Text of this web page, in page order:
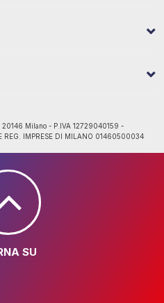
Milano - P.IVA 12729040159 -
REG. IMPRESE DI MILANO 01460500034
SU